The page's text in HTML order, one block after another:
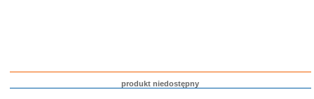
produkt niedostępny